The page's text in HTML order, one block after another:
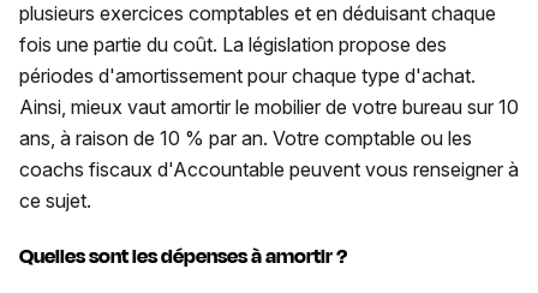
plusieurs exercices comptables et en déduisant chaque
fois une partie du coût. La législation propose des
périodes d'amortissement pour chaque type d'achat.
Ainsi, mieux vaut amortir le mobilier de votre bureau sur 10
ans, à raison de 10 % par an. Votre comptable ou les
coachs fiscaux d'Accountable peuvent vous renseigner à
ce sujet.
Quelles sont les dépenses à amortir ?